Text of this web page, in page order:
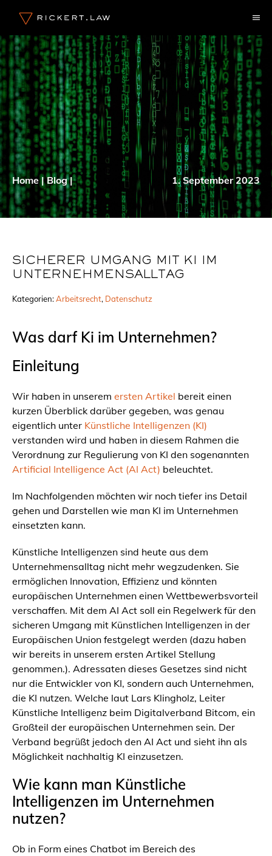
Inhalt
springen
Home |Blog| 1. September 2023
SICHERER UMGANG MIT KI IM
UNTERNEHMENSALLTAG
Kategorien:Arbeitsrecht, Datenschutz
Was darf Ki im Unternehmen?
Einleitung
Wir haben in unserem ersten Artikel bereit einen
kurzen Überblick darüber gegeben, was genau
eigentlich unter Künstliche Intelligenzen (KI)
verstanden wird und haben in diesem Rahmen die
Verordnung zur Regulierung von KI den sogenannten
Artificial Intelligence Act (AI Act) beleuchtet.
Im Nachfolgenden möchten wir noch tiefer ins Detail
gehen und Darstellen wie man KI im Unternehmen
einsetzten kann.
Künstliche Intelligenzen sind heute aus dem
Unternehmensalltag nicht mehr wegzudenken. Sie
ermöglichen Innovation, Effizienz und könnten
europäischen Unternehmen einen Wettbewerbsvorteil
verschaffen. Mit dem AI Act soll ein Regelwerk für den
sicheren Umgang mit Künstlichen Intelligenzen in der
Europäischen Union festgelegt werden (dazu haben
wir bereits in unserem ersten Artikel Stellung
genommen.). Adressaten dieses Gesetzes sind nicht
nur die Entwickler von KI, sondern auch Unternehmen,
die KI nutzen. Welche laut Lars Klingholz, Leiter
Künstliche Intelligenz beim Digitalverband Bitcom, ein
Großteil der europäischen Unternehmen sein. Der
Verband begrüßt jedoch den AI Act und sieht ihn als
Möglichkeit nachhaltig KI einzusetzen.
Wie kann man Künstliche
Intelligenzen im Unternehmen
nutzen?
Ob in Form eines Chatbot im Bereich des